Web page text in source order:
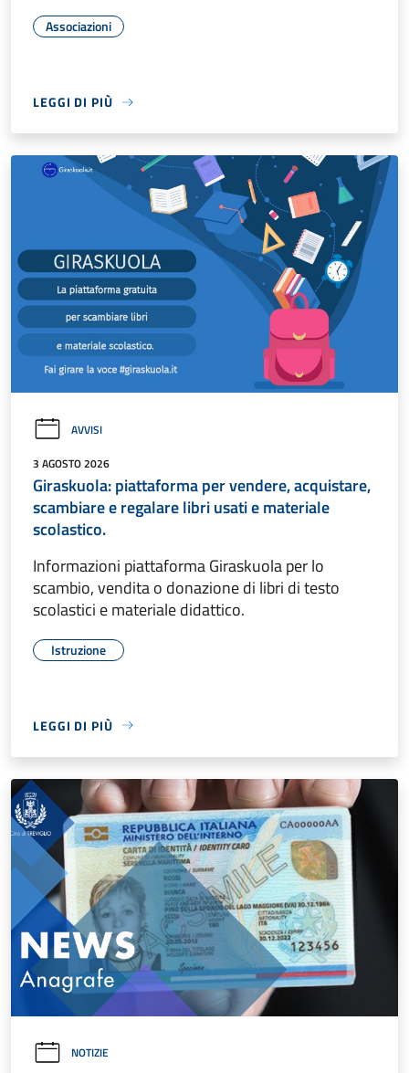
Associazioni
LEGGI DI PIÙ
AVVISI
3 AGOSTO 2026
Giraskuola: piattaforma per vendere, acquistare,
scambiare e regalare libri usati e materiale
scolastico.
Informazioni piattaforma Giraskuola per lo
scambio, vendita o donazione di libri di testo
scolastici e materiale didattico.
Istruzione
LEGGI DI PIÙ
NOTIZIE